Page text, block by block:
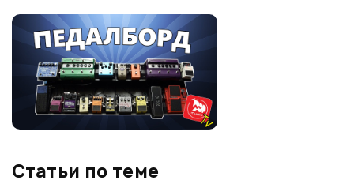
Статьи по теме